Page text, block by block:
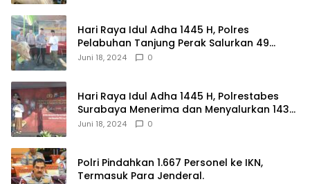
Hari Raya Idul Adha 1445 H, Polres
Pelabuhan Tanjung Perak Salurkan 49
Hewan Korban.
Juni 18, 2024 0
Hari Raya Idul Adha 1445 H, Polrestabes
Surabaya Menerima dan Menyalurkan 143
Hewan Kurban
Juni 18, 2024 0
Polri Pindahkan 1.667 Personel ke IKN,
Termasuk Para Jenderal.